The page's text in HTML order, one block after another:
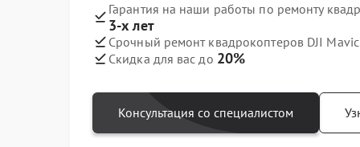
Гарантия на наши работы по ремонту
3-х лет
Срочный ремонт квадрокоптеров DJI
Скидка для вас до 20%
Консультация со специалистом